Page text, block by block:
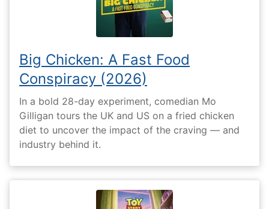
Big Chicken: A Fast Food
Conspiracy (2026)
In a bold 28-day experiment, comedian Mo
Gilligan tours the UK and US on a fried chicken
diet to uncover the impact of the craving — and
industry behind it.